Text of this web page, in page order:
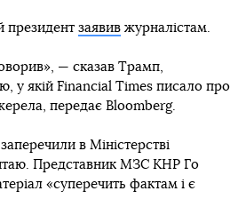
президент заявив журналістам.
— сказав Трамп,
у якій Financial Times писало про
передає Bloomberg.
в Міністерстві
Представник МЗС КНР Го
«суперечить фактам і є